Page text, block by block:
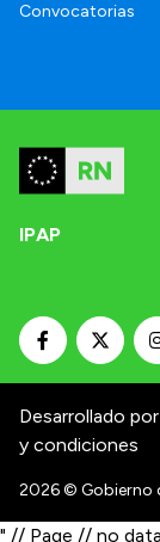
Convocatorias
IPAP
Desarrollado
y condiciones
2026© Gobierno
" // Page // no data